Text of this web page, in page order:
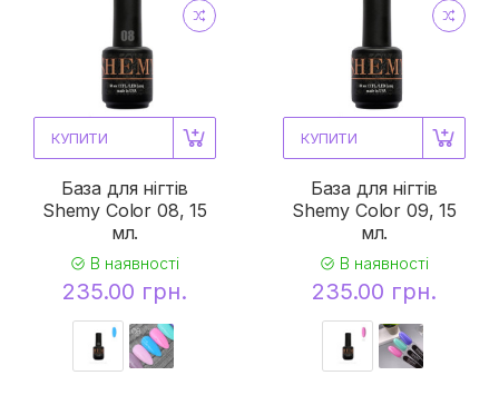
КУПИТИ
База для нігтів
Shemy Color 08, 15
мл.
В наявності
235.00 грн.
КУПИТИ
База для нігтів
Shemy Color 09, 15
мл.
В наявності
235.00 грн.